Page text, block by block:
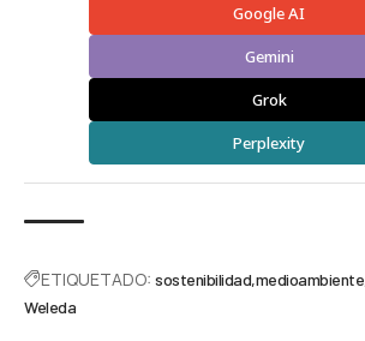
Google AI
Gemini
Grok
Perplexity
ETIQUETADO: sostenibilidad medioambiente
Weleda